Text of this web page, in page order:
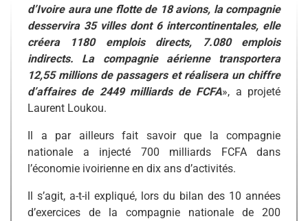
d’Ivoire aura une flotte de 18 avions, la compagnie
desservira 35 villes dont 6 intercontinentales, elle
créera 1180 emplois directs, 7.080 emplois
indirects. La compagnie aérienne transportera
12,55 millions de passagers et réalisera un chiffre
d’affaires de 2449 milliards de FCFA», a projeté
Laurent Loukou.
Il a par ailleurs fait savoir que la compagnie
nationale a injecté 700 milliards FCFA dans
l’économie ivoirienne en dix ans d’activités.
Il s’agit, a-t-il expliqué, lors du bilan des 10 années
d’exercices de la compagnie nationale de 200